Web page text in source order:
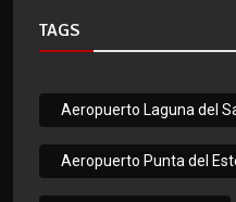
TAGS
Aeropuerto Laguna del
Aeropuerto Punta del